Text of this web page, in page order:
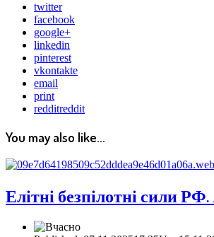
twitter
facebook
google+
linkedin
pinterest
vkontakte
email
print
redditreddit
You may also like...
Елітні безпілотні сили